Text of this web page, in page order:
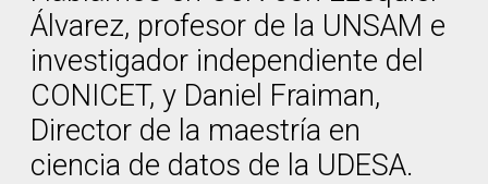
Álvarez, profesor de la UNSAM e
investigador independiente del
CONICET, y Daniel Fraiman,
Director de la maestría en
ciencia de datos de la UDESA.